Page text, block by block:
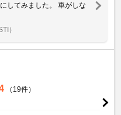
してみました。 車がしな
）
（19件）